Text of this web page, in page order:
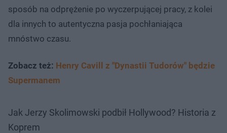
sposób na odprężenie po wyczerpującej pracy, z kolei
dla innych to autentyczna pasja pochłaniająca
mnóstwo czasu.
Zobacz też: Henry Cavill z "Dynastii Tudorów" będzie
Supermanem
Jak Jerzy Skolimowski podbił Hollywood? Historia z
Koprem